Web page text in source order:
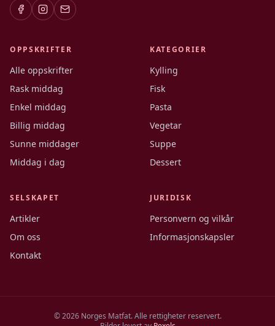
OPPSKRIFTER
Alle oppskrifter
Rask middag
Enkel middag
Billig middag
Sunne middager
Middag i dag
KATEGORIER
Kylling
Fisk
Pasta
Vegetar
Suppe
Dessert
SELSKAPET
Artikler
Om oss
Kontakt
JURIDISK
Personvern og vilkår
Informasjonskapsler
©2026Norges Matfat. Alle rettigheter reservert.